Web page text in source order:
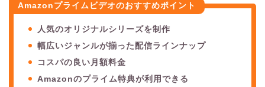
Amazonプライムビデオのおすすめポイント
人気のオリジナルシリーズを制作
幅広いジャンルが揃った配信ラインナップ
コスパの良い月額料金
Amazonのプライム特典が利用できる